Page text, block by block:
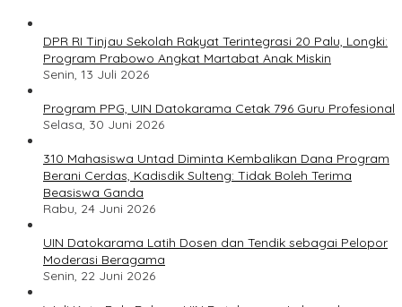
DPR RI Tinjau Sekolah Rakyat Terintegrasi 20 Palu, Longki:
Program Prabowo Angkat Martabat Anak Miskin
Senin, 13 Juli 2026
Program PPG, UIN Datokarama Cetak 796 Guru Profesional
Selasa, 30 Juni 2026
310 Mahasiswa Untad Diminta Kembalikan Dana Program
Berani Cerdas, Kadisdik Sulteng: Tidak Boleh Terima
Beasiswa Ganda
Rabu, 24 Juni 2026
UIN Datokarama Latih Dosen dan Tendik sebagai Pelopor
Moderasi Beragama
Senin, 22 Juni 2026